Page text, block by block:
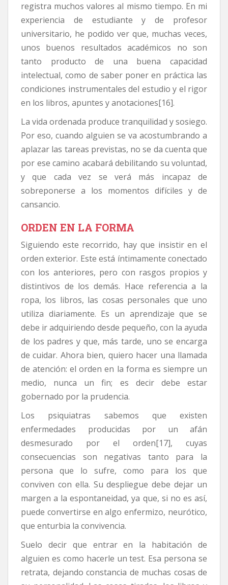
registra muchos valores al mismo tiempo. En mi
experiencia de estudiante y de profesor
universitario, he podido ver que, muchas veces,
unos buenos resultados académicos no son
tanto producto de una buena capacidad
intelectual, como de saber poner en práctica las
condiciones instrumentales del estudio y el rigor
en los libros, apuntes y anotaciones[16].
La vida ordenada produce tranquilidad y sosiego.
Por eso, cuando alguien se va acostumbrando a
aplazar las tareas previstas, no se da cuenta que
por ese camino acabará debilitando su voluntad,
y que cada vez se verá más incapaz de
sobreponerse a los momentos difíciles y de
cansancio.
ORDEN EN LA FORMA
Siguiendo este recorrido, hay que insistir en el
orden exterior. Este está íntimamente conectado
con los anteriores, pero con rasgos propios y
distintivos de los demás. Hace referencia a la
ropa, los libros, las cosas personales que uno
utiliza diariamente. Es un aprendizaje que se
debe ir adquiriendo desde pequeño, con la ayuda
de los padres y que, más tarde, uno se encarga
de cuidar. Ahora bien, quiero hacer una llamada
de atención: el orden en la forma es siempre un
medio, nunca un fin; es decir debe estar
gobernado por la prudencia.
Los psiquiatras sabemos que existen
enfermedades producidas por un afán
desmesurado por el orden[17], cuyas
consecuencias son negativas tanto para la
persona que lo sufre, como para los que
conviven con ella. Su despliegue debe dejar un
margen a la espontaneidad, ya que, si no es así,
puede convertirse en algo enfermizo, neurótico,
que enturbia la convivencia.
Suelo decir que entrar en la habitación de
alguien es como hacerle un test. Esa persona se
retrata, dejando constancia de muchas cosas de